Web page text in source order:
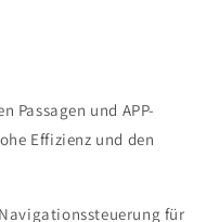
Passagen und APP-
Effizienz und den
für